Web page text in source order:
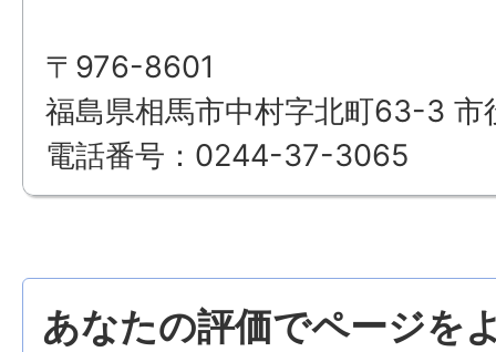
〒976-8601
福島県相馬市中村字北町63-3 市
電話番号：0244-37-3065
あなたの評価でページを